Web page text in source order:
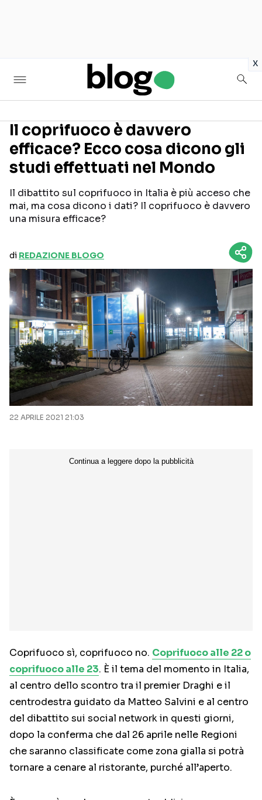
x
Seguici sui social
Il coprifuoco è davvero
efficace? Ecco cosa dicono gli
studi effettuati nel Mondo
Il dibattito sul coprifuoco in Italia è più acceso che
mai, ma cosa dicono i dati? Il coprifuoco è davvero
una misura efficace?
di REDAZIONE BLOGO
22 APRILE 2021 21:03
Coprifuoco sì, coprifuoco no. Coprifuoco alle 22 o
coprifuoco alle 23. È il tema del momento in Italia,
al centro dello scontro tra il premier Draghi e il
centrodestra guidato da Matteo Salvini e al centro
del dibattito sui social network in questi giorni,
dopo la conferma che dal 26 aprile nelle Regioni
che saranno classificate come zona gialla si potrà
tornare a cenare al ristorante, purché all’aperto.